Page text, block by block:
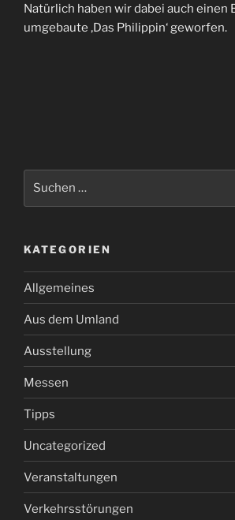
Natürlich haben wir dabei auch einen
umgebaute ‚Das Philippin‘ geworfen.
KATEGORIEN
Allgemeines
Aus dem Umland
Ausstellung
Messen
Tipps
Uncategorized
Veranstaltungen
Verkehrsstörungen